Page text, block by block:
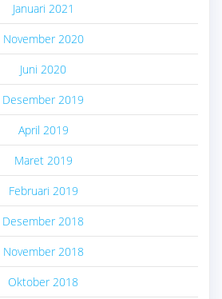
Januari 2021
November 2020
Juni 2020
Desember 2019
April 2019
Maret 2019
Februari 2019
Desember 2018
November 2018
Oktober 2018